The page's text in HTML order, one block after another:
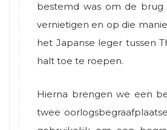
bestemd was om de brug
vernietigen en op die
het Japanse leger tussen
halt toe te roepen.
Hierna brengen we een
twee